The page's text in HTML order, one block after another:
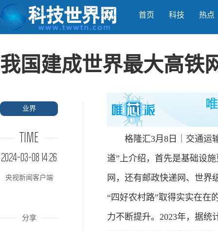
首页 科技 热点
我国建成世界最大高铁
业界
TIME
2024-03-08 14:26
央视新闻客户端
分享
格隆汇3月8日｜交通运输
道”上介绍，首先是基础设
网，还有邮政快递网、世界
“四好农村路”取得实实在在
力不断提升。2023年，据统